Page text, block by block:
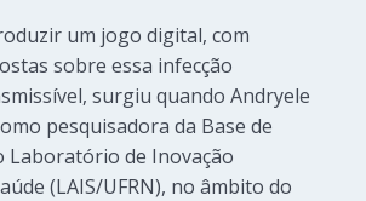
um jogo digital, com
sobre essa infecção
surgiu quando Andryele
pesquisadora da Base de
Laboratório de Inovação
(LAIS/UFRN), no âmbito do